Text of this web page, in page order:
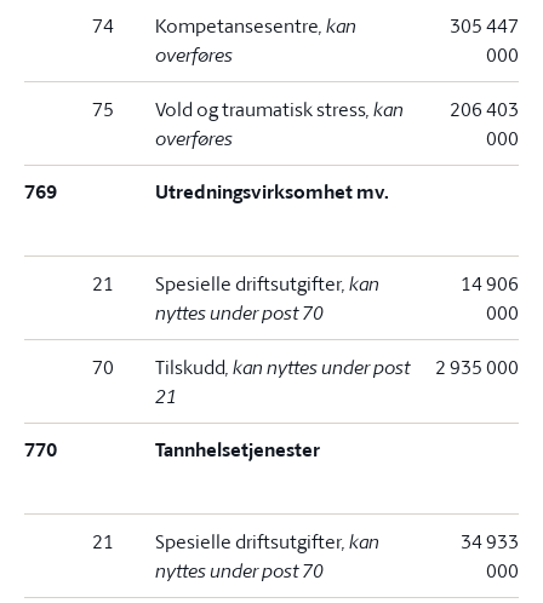
74 Kompetansesentre, kan
overføres
305 447
000
75 Vold og traumatisk stress, kan
overføres
206 403
000
769 Utredningsvirksomhet mv.
21 Spesielle driftsutgifter, kan
nyttes under post 70
14 906
000
70 Tilskudd, kan nyttes under post
21
2 935 000
770 Tannhelsetjenester
21 Spesielle driftsutgifter, kan
nyttes under post 70
34 933
000